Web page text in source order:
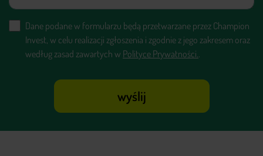
Dane podane w formularzu będą przetwarzane przez Champion
Invest, w celu realizacji zgłoszenia i zgodnie z jego zakresem oraz
według zasad zawartych w Polityce Prywatności..
wyślij